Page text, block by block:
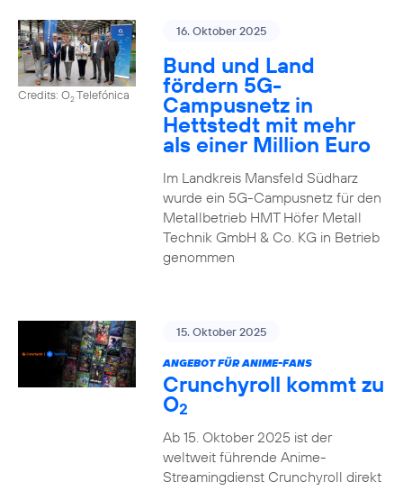
Credits: O2Telefónica
16. Oktober 2025
Bund und Land
fördern 5G-
Campusnetz in
Hettstedt mit mehr
als einer Million Euro
Im Landkreis Mansfeld Südharz
wurde ein 5G-Campusnetz für den
Metallbetrieb HMT Höfer Metall
Technik GmbH & Co. KG in Betrieb
genommen
15. Oktober 2025
ANGEBOT FÜR ANIME-FANS
Crunchyroll kommt zu
O2
Ab 15. Oktober 2025 ist der
weltweit führende Anime-
Streamingdienst Crunchyroll direkt